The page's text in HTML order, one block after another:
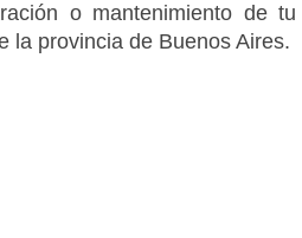
o mantenimiento de tu
la provincia de Buenos Aires.